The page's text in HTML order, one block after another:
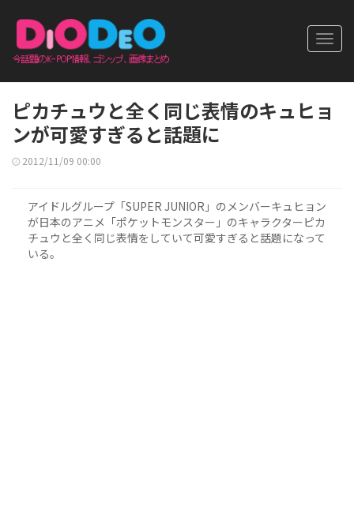
ピカチュウと全く同じ表情のキュヒョ
ンが可愛すぎると話題に
2012/11/09 00:00
アイドルグループ「SUPER JUNIOR」のメンバーキュヒョン
が日本のアニメ「ポケットモンスター」のキャラクターピカ
チュウと全く同じ表情をしていて可愛すぎると話題になって
いる。